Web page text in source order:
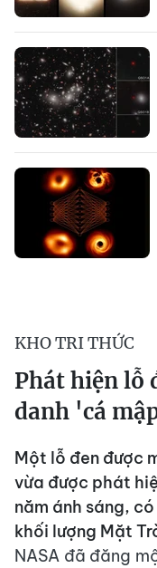
KHO TRI THỨC
Phát hiện lỗ
danh 'cá
Một lỗ đen được
vừa được phát
năm ánh sáng,
khối lượng Mặt
NASA đã đăng